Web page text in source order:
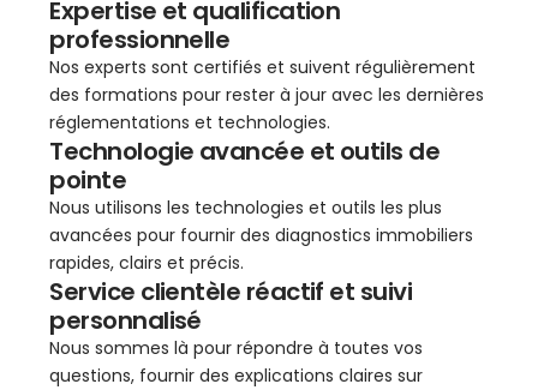
Expertise et qualification
professionnelle
Nos experts sont certifiés et suivent régulièrement
des formations pour rester à jour avec les dernières
réglementations et technologies.
Technologie avancée et outils de
pointe
Nous utilisons les technologies et outils les plus
avancées pour fournir des diagnostics immobiliers
rapides, clairs et précis.
Service clientèle réactif et suivi
personnalisé
Nous sommes là pour répondre à toutes vos
questions, fournir des explications claires sur